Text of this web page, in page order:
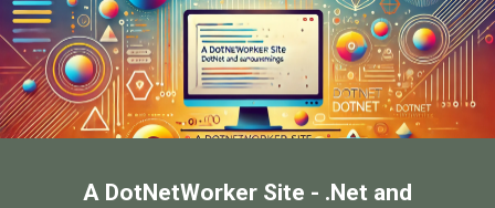
A DotNetWorker Site - .Net and